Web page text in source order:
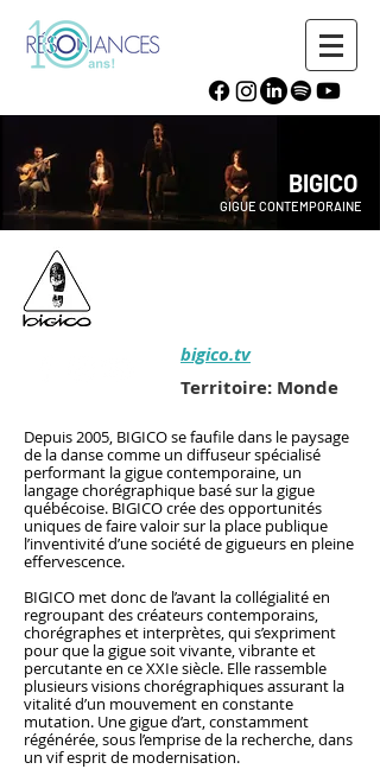
BIGICO
GIGUE CONTEMPORAINE
bigico.tv
Territoire: Monde
Depuis 2005, BIGICO se faufile dans le paysage
de la danse comme un diffuseur spécialisé
performant la gigue contemporaine, un
langage chorégraphique basé sur la gigue
québécoise. BIGICO crée des opportunités
uniques de faire valoir sur la place publique
l’inventivité d’une société de gigueurs en pleine
effervescence.
BIGICO met donc de l’avant la collégialité en
regroupant des créateurs contemporains,
chorégraphes et interprètes, qui s’expriment
pour que la gigue soit vivante, vibrante et
percutante en ce XXIe siècle. Elle rassemble
plusieurs visions chorégraphiques assurant la
vitalité d’un mouvement en constante
mutation. Une gigue d’art, constamment
régénérée, sous l’emprise de la recherche, dans
un vif esprit de modernisation.